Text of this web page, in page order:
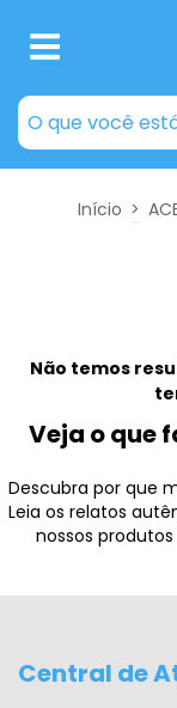
Início >
Não temos
Veja o que
Descubra por que
Leia os relatos
nossos
Central de